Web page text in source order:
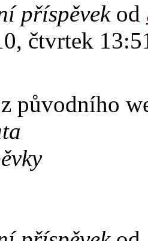
příspěvekod
čtvrtek
původního